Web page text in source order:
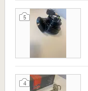
5
4